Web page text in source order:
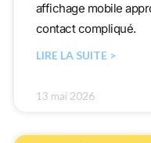
affichage mobile
contact compliqué.
LIRE LA SUITE >
13 mai 2026